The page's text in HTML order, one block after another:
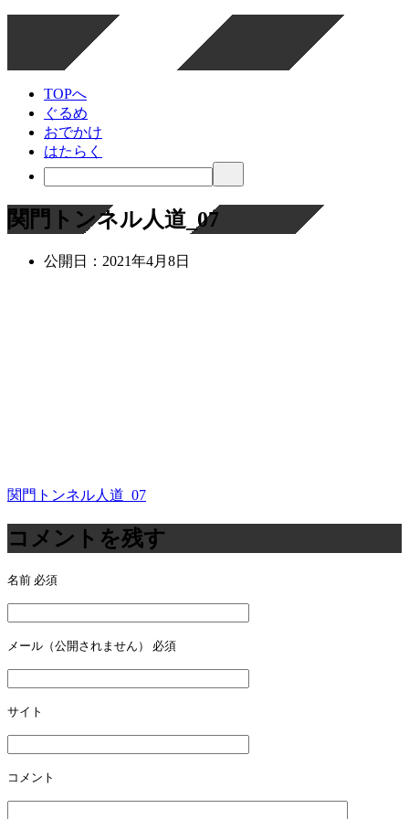
TOPへ
ぐるめ
おでかけ
はたらく
関門トンネル人道_07
公開日： 2021年4月8日
投
稿
ナ
ビ
ゲ
ー
シ
ョ
ン
関門トンネル人道_07
コメントを残す
名前 必須
メール（公開されません） 必須
サイト
コメント